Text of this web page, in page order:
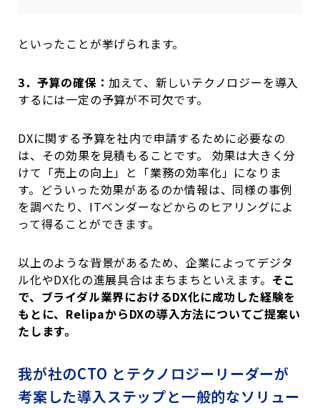
といったことが挙げられます。
3．予算の確保：加えて、新しいテクノロジーを導入
するには一定の予算が不可欠です。
DXに関する予算を社内で申請するために必要なの
は、その効果を見積もることです。 効果は大きく分
けて「売上の向上」と「業務の効率化」になりま
す。どういった効果があるのか情報は、同様の事例
を調べたり、ITベンダーなどからのヒアリングによ
って得ることができます。
以上のような背景があるため、企業によってデジタ
ル化やDX化の進展具合はまちまちといえます。 そこ
で、ブライダル業界におけるDX化に成功した経験を
もとに、RelipaからDXの導入方法についてご提案い
たします。
我が社のCTO とテクノロジーリーダーが
考案した導入ステップと一般的なソリュー